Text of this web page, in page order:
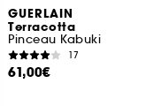
GUERLAIN
Terracotta
Pinceau Kabuki
17
61,00€